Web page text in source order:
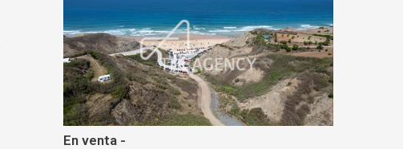
En venta -